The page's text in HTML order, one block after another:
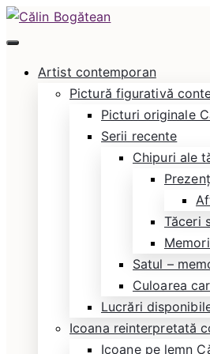
Skip
to
Artist contemporan
Pictură figurativă
Picturi originale
Serii recente
Chipuri ale
Tăceri
Satul –
Culoarea
Lucrări
Icoana reinterpretată
Icoane pe lemn